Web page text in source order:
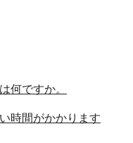
何ですか。
時間がかかります